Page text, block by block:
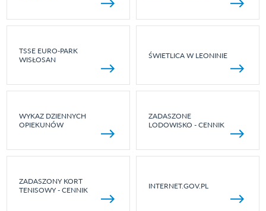
TSSE EURO-PARK
WISŁOSAN
ŚWIETLICA W LEONINIE
WYKAZ DZIENNYCH
OPIEKUNÓW
ZADASZONE
LODOWISKO - CENNIK
ZADASZONY KORT
TENISOWY - CENNIK
INTERNET.GOV.PL